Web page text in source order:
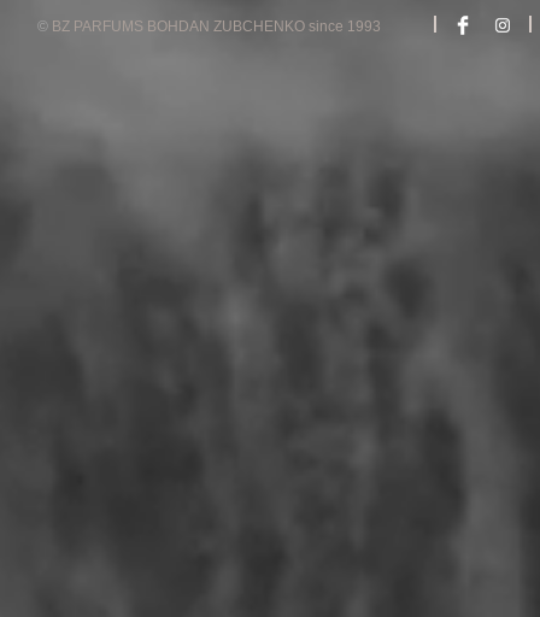
© BZ PARFUMS BOHDAN ZUBCHENKO since 1993